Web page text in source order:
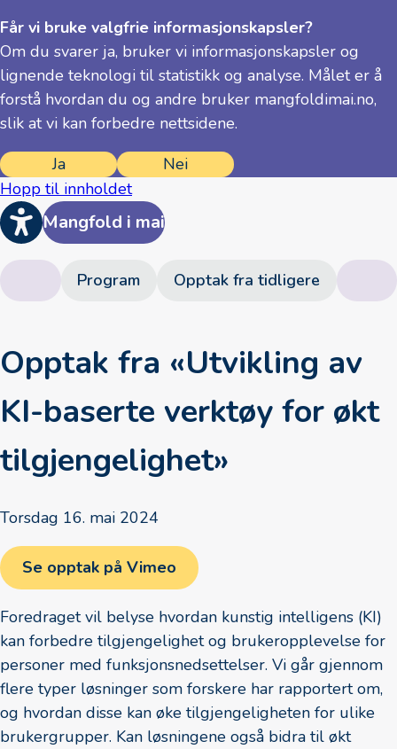
Får vi bruke valgfrie informasjons­kapsler?
Om du svarer ja, bruker vi informasjons­kapsler og
lignende teknologi til statistikk og analyse. Målet er å
forstå hvordan du og andre bruker mangfoldimai.no,
slik at vi kan forbedre nettsidene.
Ja
Nei
Hopp til innholdet
Mangfold i mai
Program Opptak fra tidligere
Opptak fra «Utvikling av
KI-baserte verktøy for økt
tilgjengelighet»
Torsdag 16. mai 2024
Se opptak på Vimeo
Foredraget vil belyse hvordan kunstig intelligens (KI)
kan forbedre tilgjengelighet og brukeropplevelse for
personer med funksjonsnedsettelser. Vi går gjennom
flere typer løsninger som forskere har rapportert om,
og hvordan disse kan øke tilgjengeligheten for ulike
brukergrupper. Kan løsningene også bidra til økt